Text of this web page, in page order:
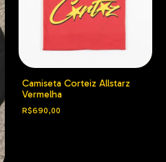
Camiseta Corteiz Allstarz
Vermelha
R$690,00